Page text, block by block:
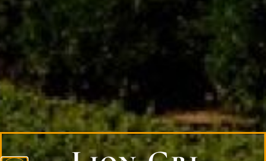
Informacje dodatkowe
Wino
Czerwone
Typ wina
Słodkie
PL
ENG